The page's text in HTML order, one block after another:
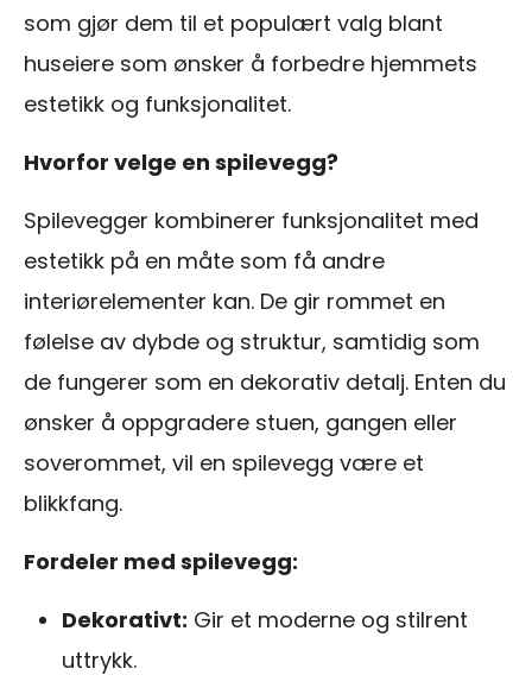
som gjør dem til et populært valg blant
huseiere som ønsker å forbedre hjemmets
estetikk og funksjonalitet.
Hvorfor velge en spilevegg?
Spilevegger kombinerer funksjonalitet med
estetikk på en måte som få andre
interiørelementer kan. De gir rommet en
følelse av dybde og struktur, samtidig som
de fungerer som en dekorativ detalj. Enten du
ønsker å oppgradere stuen, gangen eller
soverommet, vil en spilevegg være et
blikkfang.
Fordeler med spilevegg:
Dekorativt: Gir et moderne og stilrent
uttrykk.